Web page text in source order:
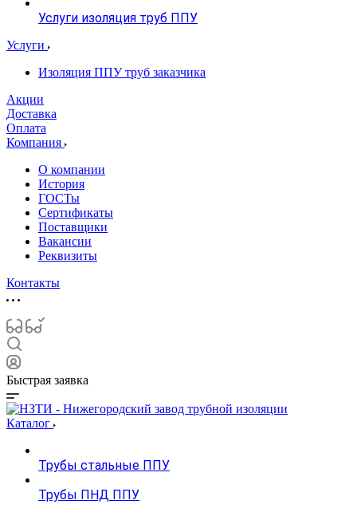
Услуги изоляция труб ППУ
Услуги
Изоляция ППУ труб заказчика
Акции
Доставка
Оплата
Компания
О компании
История
ГОСТы
Сертификаты
Поставщики
Вакансии
Реквизиты
Контакты
Быстрая заявка
Каталог
Трубы стальные ППУ
Трубы ПНД ППУ